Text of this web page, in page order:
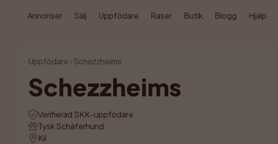
Annonser Sälj Uppfödare Raser Butik Blogg Hjälp
Uppfödare Schezzheims
Schezzheims
Verifierad SKK-uppfödare
Tysk Schäferhund
Kil